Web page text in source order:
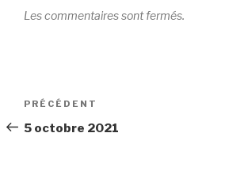
Les commentaires sont fermés.
Navigation
de
Article
précédent
PRÉCÉDENT
5 octobre 2021